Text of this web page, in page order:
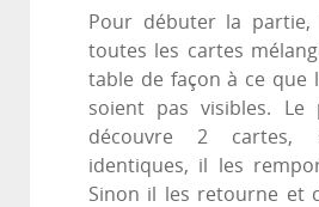
Pour débuter la
toutes les cartes
table de façon à ce que
soient pas visibles. Le
découvre 2
identiques, il les
Sinon il les retourne et